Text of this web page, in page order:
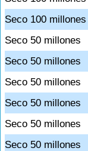
Seco 100 millones
Seco 50 millones
Seco 50 millones
Seco 50 millones
Seco 50 millones
Seco 50 millones
Seco 50 millones